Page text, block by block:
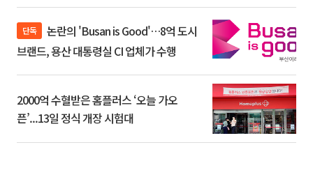
단독
브랜드, 용산 대통령실 CI 업체가 수행
2000억 수혈받은 홈플러스 ‘오늘 가오
픈’...13일 정식 개장 시험대